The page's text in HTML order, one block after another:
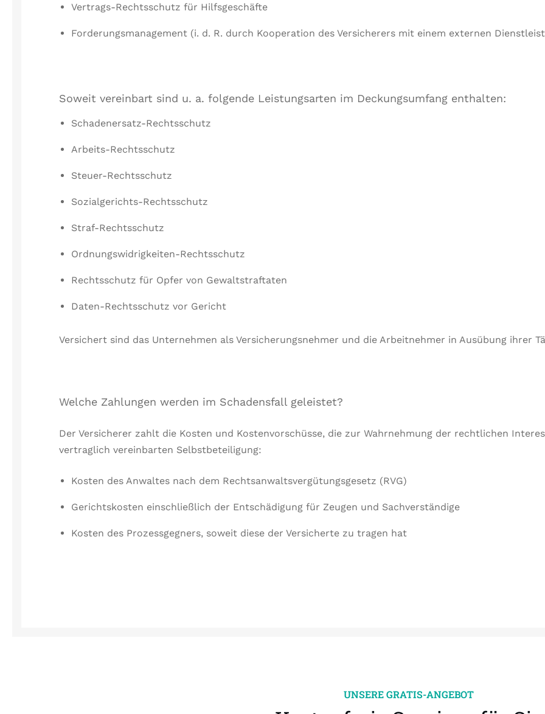
Vertrags-Rechtsschutz für Hilfsgeschäfte
Forderungsmanagement (i. d. R. durch Kooperation des Versicherers mit einem externen
Soweit vereinbart sind u. a. folgende Leistungsarten im Deckungsumfang enthalten:
Schadenersatz-Rechtsschutz
Arbeits-Rechtsschutz
Steuer-Rechtsschutz
Sozialgerichts-Rechtsschutz
Straf-Rechtsschutz
Ordnungswidrigkeiten-Rechtsschutz
Rechtsschutz für Opfer von Gewaltstraftaten
Daten-Rechtsschutz vor Gericht
Versichert sind das Unternehmen als Versicherungsnehmer und die Arbeitnehmer in Ausübung ihrer
Welche Zahlungen werden im Schadensfall geleistet?
Der Versicherer zahlt die Kosten und Kostenvorschüsse, die zur Wahrnehmung der rechtlichen
vertraglich vereinbarten Selbstbeteiligung:
Kosten des Anwaltes nach dem Rechtsanwaltsvergütungsgesetz (RVG)
Gerichtskosten einschließlich der Entschädigung für Zeugen und Sachverständige
Kosten des Prozessgegners, soweit diese der Versicherte zu tragen hat
UNSERE GRATIS-ANGEBOT